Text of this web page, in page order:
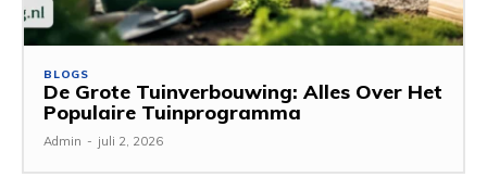
BLOGS
De Grote Tuinverbouwing: Alles Over Het
Populaire Tuinprogramma
Admin - juli 2, 2026